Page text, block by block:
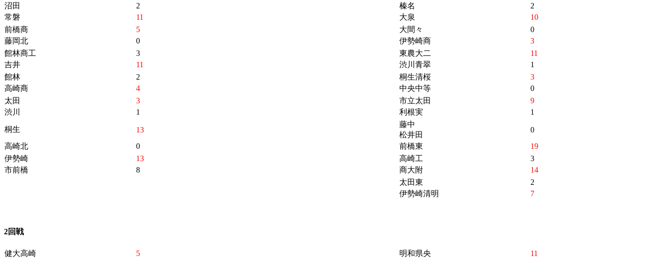
沼田
2 榛名
2
常磐
11 大泉
10
前橋商
5 大間々
0
藤岡北
0 伊勢崎商
3
館林商工
3 東農大二
11
吉井
11 渋川青翠
1
館林
2 桐生清桜
3
高崎商
4 中央中等
0
太田
3 市立太田
9
渋川
1 利根実 1
桐生 13
藤中
松井田
0
高崎北
0 前橋東
19
伊勢崎
13 高崎工
3
市前橋
8 商大附
14
太田東
2
伊勢崎清明
7
2回戦
健大高崎 5 明和県央
11